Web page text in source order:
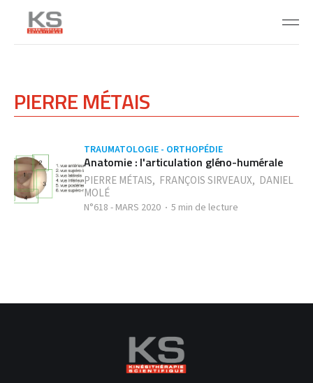
PIERRE MÉTAIS
TRAUMATOLOGIE - ORTHOPÉDIE
Anatomie : l'articulation gléno-humérale
PIERRE MÉTAIS, FRANÇOIS SIRVEAUX, DANIEL
MOLÉ
N°618 - MARS 2020 5 min de lecture